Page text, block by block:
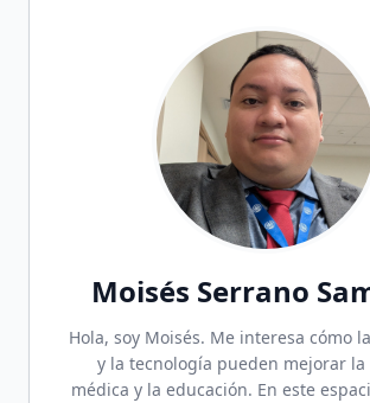
Moisés Serrano
Hola, soy Moisés. Me interesa cómo
y la tecnología pueden mejorar la
médica y la educación. En este